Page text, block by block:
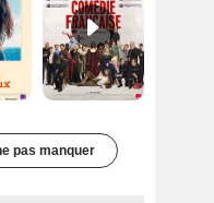
pas manquer